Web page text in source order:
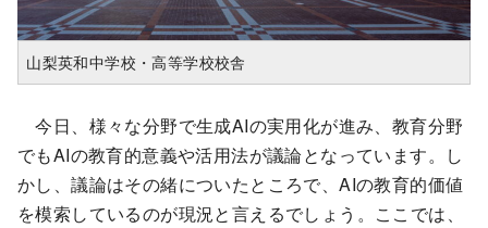
山梨英和中学校・高等学校校舎
今日、様々な分野で生成AIの実用化が進み、教育分野
でもAIの教育的意義や活用法が議論となっています。し
かし、議論はその緒についたところで、AIの教育的価値
を模索しているのが現況と言えるでしょう。ここでは、